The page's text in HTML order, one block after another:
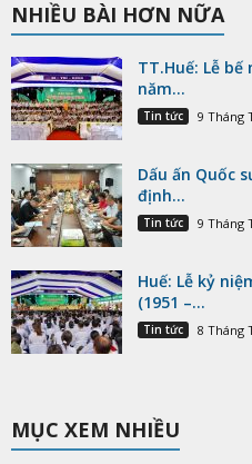
NHIỀU BÀI HƠN NỮA
TT.Huế: Lễ
năm...
Tin tức 9 Tháng
Dấu ấn Quốc
định...
Tin tức 9 Tháng
Huế: Lễ kỷ
(1951 –...
Tin tức 8 Tháng
MỤC XEM NHIỀU